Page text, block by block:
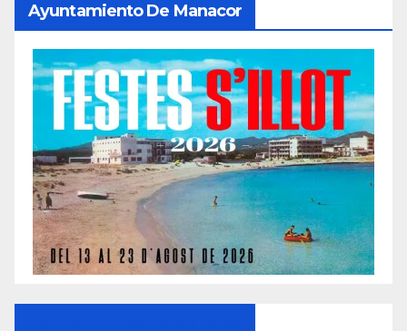
Ayuntamiento De Manacor